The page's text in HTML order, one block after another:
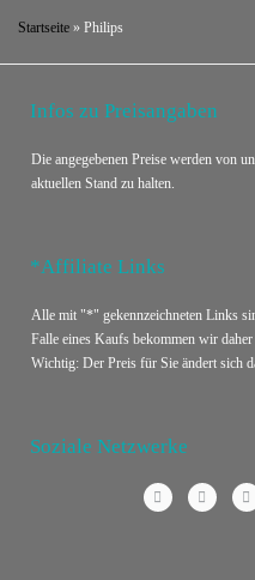
Startseite » Philips
Infos zu Preisangaben
Die angegebenen Preise werden von
aktuellen Stand zu halten.
*Affiliate Links
Alle mit "*" gekennzeichneten Links
Falle eines Kaufs bekommen wir
Wichtig: Der Preis für Sie ändert sich
Soziale Netzwerke